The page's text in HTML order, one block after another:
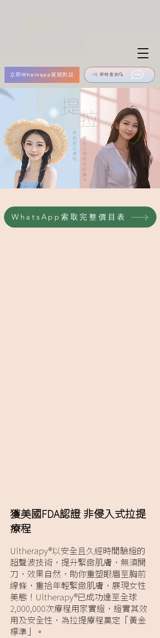
立即Whatsapp展開對話 IG 即時查詢🔍
WhatsApp索取完整價目表
獲美國FDA認證 非侵入式拉提
療程
Ultherapy®以安全且久經時間驗證的
超聲波技術，提升緊緻肌膚，無須開
刀，效果自然，助你重塑眼眉至胸前
線條，重拾年輕緊緻肌膚，展現女性
美態！Ultherapy®已成功達至全球
2,000,000次療程用家實證，證實其效
用及安全性，為拉提療程奠定「黃金
標準」。